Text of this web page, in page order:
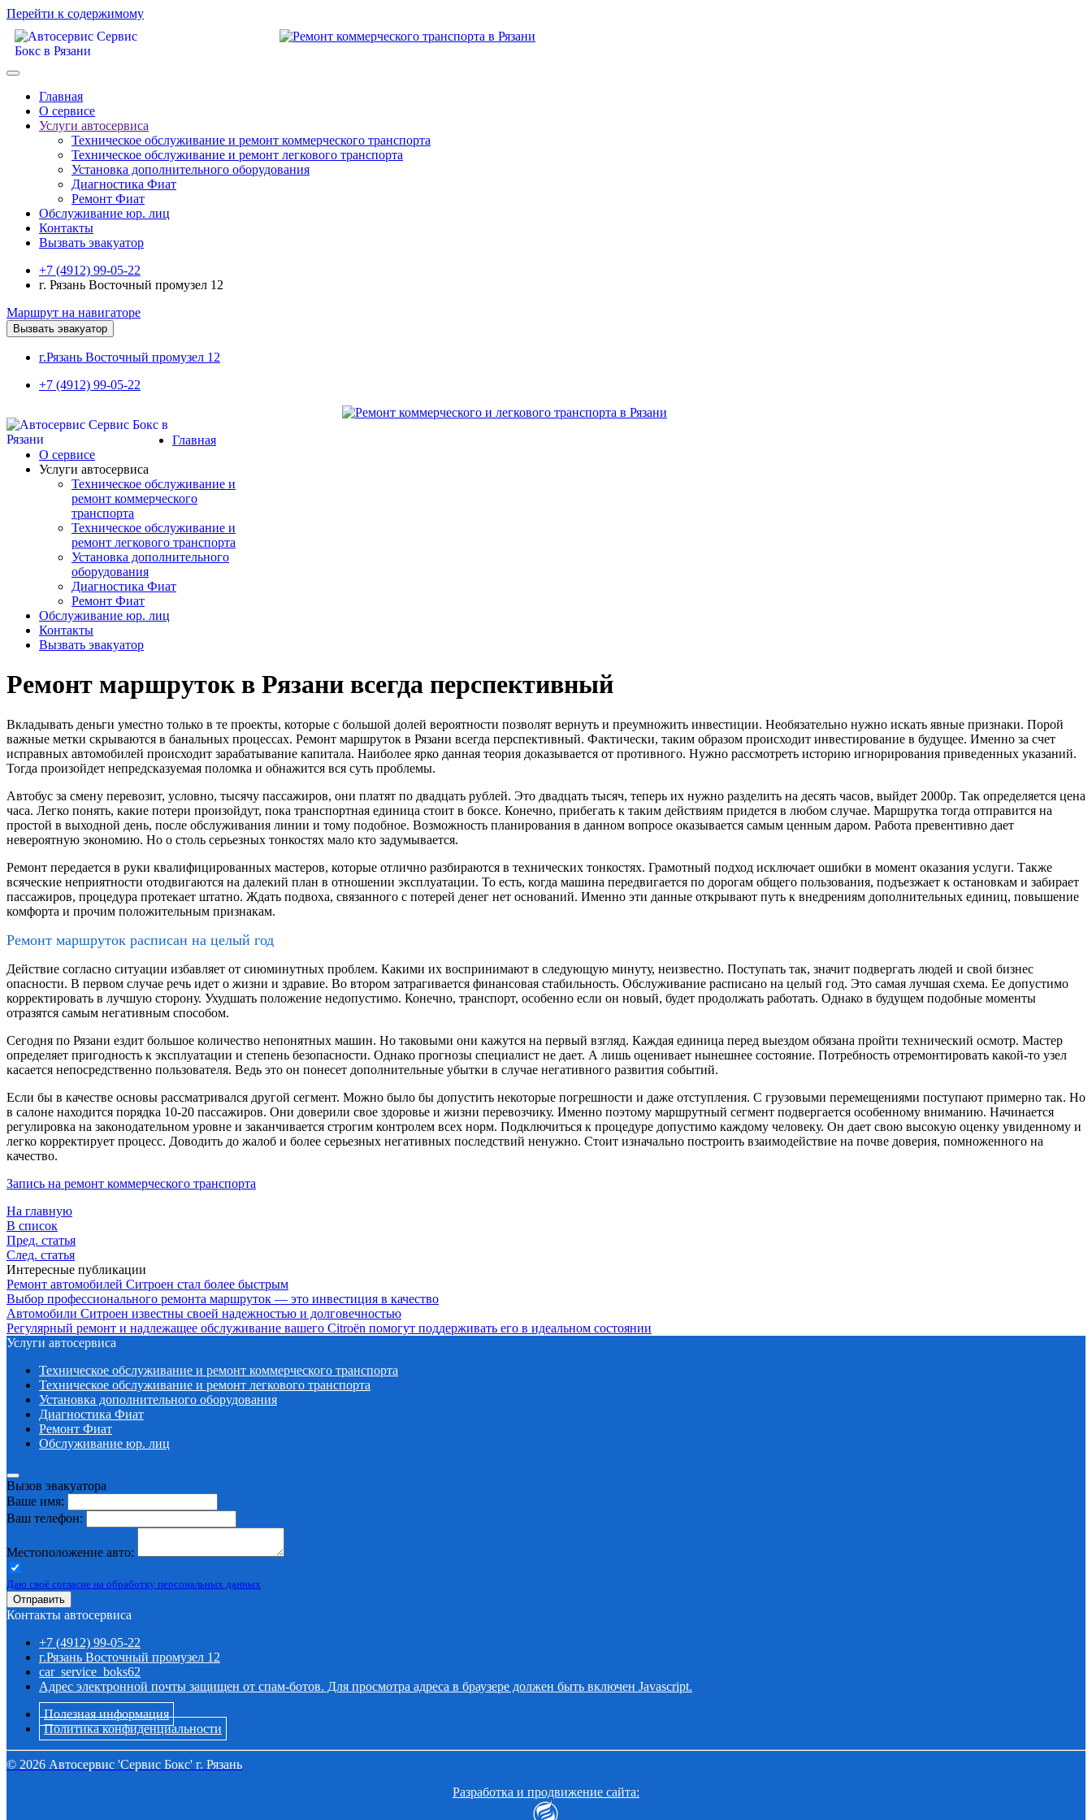
Перейти к содержимому
Главная
О сервисе
Услуги автосервиса
Техническое обcлуживание и ремонт коммерческого транспорта
Техническое обcлуживание и ремонт легкового транспорта
Установка дополнительного оборудования
Диагностика Фиат
Ремонт Фиат
Обслуживание юр. лиц
Контакты
Вызвать эвакуатор
+7 (4912) 99-05-22
г. Рязань Восточный промузел 12
Маршрут на навигаторе
Вызвать эвакуатор
г.Рязань Восточный промузел 12
+7 (4912) 99-05-22
Главная
О сервисе
Услуги автосервиса
Техническое обcлуживание и
ремонт коммерческого
транспорта
Техническое обcлуживание и
ремонт легкового транспорта
Установка дополнительного
оборудования
Диагностика Фиат
Ремонт Фиат
Обслуживание юр. лиц
Контакты
Вызвать эвакуатор
Ремонт маршруток в Рязани всегда перспективный
Вкладывать деньги уместно только в те проекты, которые с большой долей вероятности позволят вернуть и преумножить инвестиции. Необязательно нужно искать явные признаки. Порой
важные метки скрываются в банальных процессах. Ремонт маршруток в Рязани всегда перспективный. Фактически, таким образом происходит инвестирование в будущее. Именно за счет
исправных автомобилей происходит зарабатывание капитала. Наиболее ярко данная теория доказывается от противного. Нужно рассмотреть историю игнорирования приведенных указаний.
Тогда произойдет непредсказуемая поломка и обнажится вся суть проблемы.
Автобус за смену перевозит, условно, тысячу пассажиров, они платят по двадцать рублей. Это двадцать тысяч, теперь их нужно разделить на десять часов, выйдет 2000р. Так определяется цена
часа. Легко понять, какие потери произойдут, пока транспортная единица стоит в боксе. Конечно, прибегать к таким действиям придется в любом случае. Маршрутка тогда отправится на
простой в выходной день, после обслуживания линии и тому подобное. Возможность планирования в данном вопросе оказывается самым ценным даром. Работа превентивно дает
невероятную экономию. Но о столь серьезных тонкостях мало кто задумывается.
Ремонт передается в руки квалифицированных мастеров, которые отлично разбираются в технических тонкостях. Грамотный подход исключает ошибки в момент оказания услуги. Также
всяческие неприятности отодвигаются на далекий план в отношении эксплуатации. То есть, когда машина передвигается по дорогам общего пользования, подъезжает к остановкам и забирает
пассажиров, процедура протекает штатно. Ждать подвоха, связанного с потерей денег нет оснований. Именно эти данные открывают путь к внедрениям дополнительных единиц, повышение
комфорта и прочим положительным признакам.
Ремонт маршруток расписан на целый год
Действие согласно ситуации избавляет от сиюминутных проблем. Какими их воспринимают в следующую минуту, неизвестно. Поступать так, значит подвергать людей и свой бизнес
опасности. В первом случае речь идет о жизни и здравие. Во втором затрагивается финансовая стабильность. Обслуживание расписано на целый год. Это самая лучшая схема. Ее допустимо
корректировать в лучшую сторону. Ухудшать положение недопустимо. Конечно, транспорт, особенно если он новый, будет продолжать работать. Однако в будущем подобные моменты
отразятся самым негативным способом.
Сегодня по Рязани ездит большое количество непонятных машин. Но таковыми они кажутся на первый взгляд. Каждая единица перед выездом обязана пройти технический осмотр. Мастер
определяет пригодность к эксплуатации и степень безопасности. Однако прогнозы специалист не дает. А лишь оценивает нынешнее состояние. Потребность отремонтировать какой-то узел
касается непосредственно пользователя. Ведь это он понесет дополнительные убытки в случае негативного развития событий.
Если бы в качестве основы рассматривался другой сегмент. Можно было бы допустить некоторые погрешности и даже отступления. С грузовыми перемещениями поступают примерно так. Но
в салоне находится порядка 10-20 пассажиров. Они доверили свое здоровье и жизни перевозчику. Именно поэтому маршрутный сегмент подвергается особенному вниманию. Начинается
регулировка на законодательном уровне и заканчивается строгим контролем всех норм. Подключиться к процедуре допустимо каждому человеку. Он дает свою высокую оценку увиденному и
легко корректирует процесс. Доводить до жалоб и более серьезных негативных последствий ненужно. Стоит изначально построить взаимодействие на почве доверия, помноженного на
качество.
Запись на ремонт коммерческого транспорта
На главную
В список
Пред. статья
След. статья
Интересные публикации
Ремонт автомобилей Ситроен стал более быстрым
Выбор профессионального ремонта маршруток — это инвестиция в качество
Автомобили Ситроен известны своей надежностью и долговечностью
Регулярный ремонт и надлежащее обслуживание вашего Citroën помогут поддерживать его в идеальном состоянии
Услуги автосервиса
Техническое обcлуживание и ремонт коммерческого транспорта
Техническое обcлуживание и ремонт легкового транспорта
Установка дополнительного оборудования
Диагностика Фиат
Ремонт Фиат
Обслуживание юр. лиц
Вызов эвакуатора
Ваше имя:
Ваш телефон:
Местоположение авто:
Даю своё согласие на обработку персональных данных
Отправить
Контакты автосервиса
+7 (4912) 99-05-22
г.Рязань Восточный промузел 12
car_service_boks62
Адрес электронной почты защищен от спам-ботов. Для просмотра адреса в браузере должен быть включен Javascript.
Полезная информация
Политика конфиденциальности
© 2026 Автосервис 'Сервис Бокс' г. Рязань
Разработка и продвижение сайта: